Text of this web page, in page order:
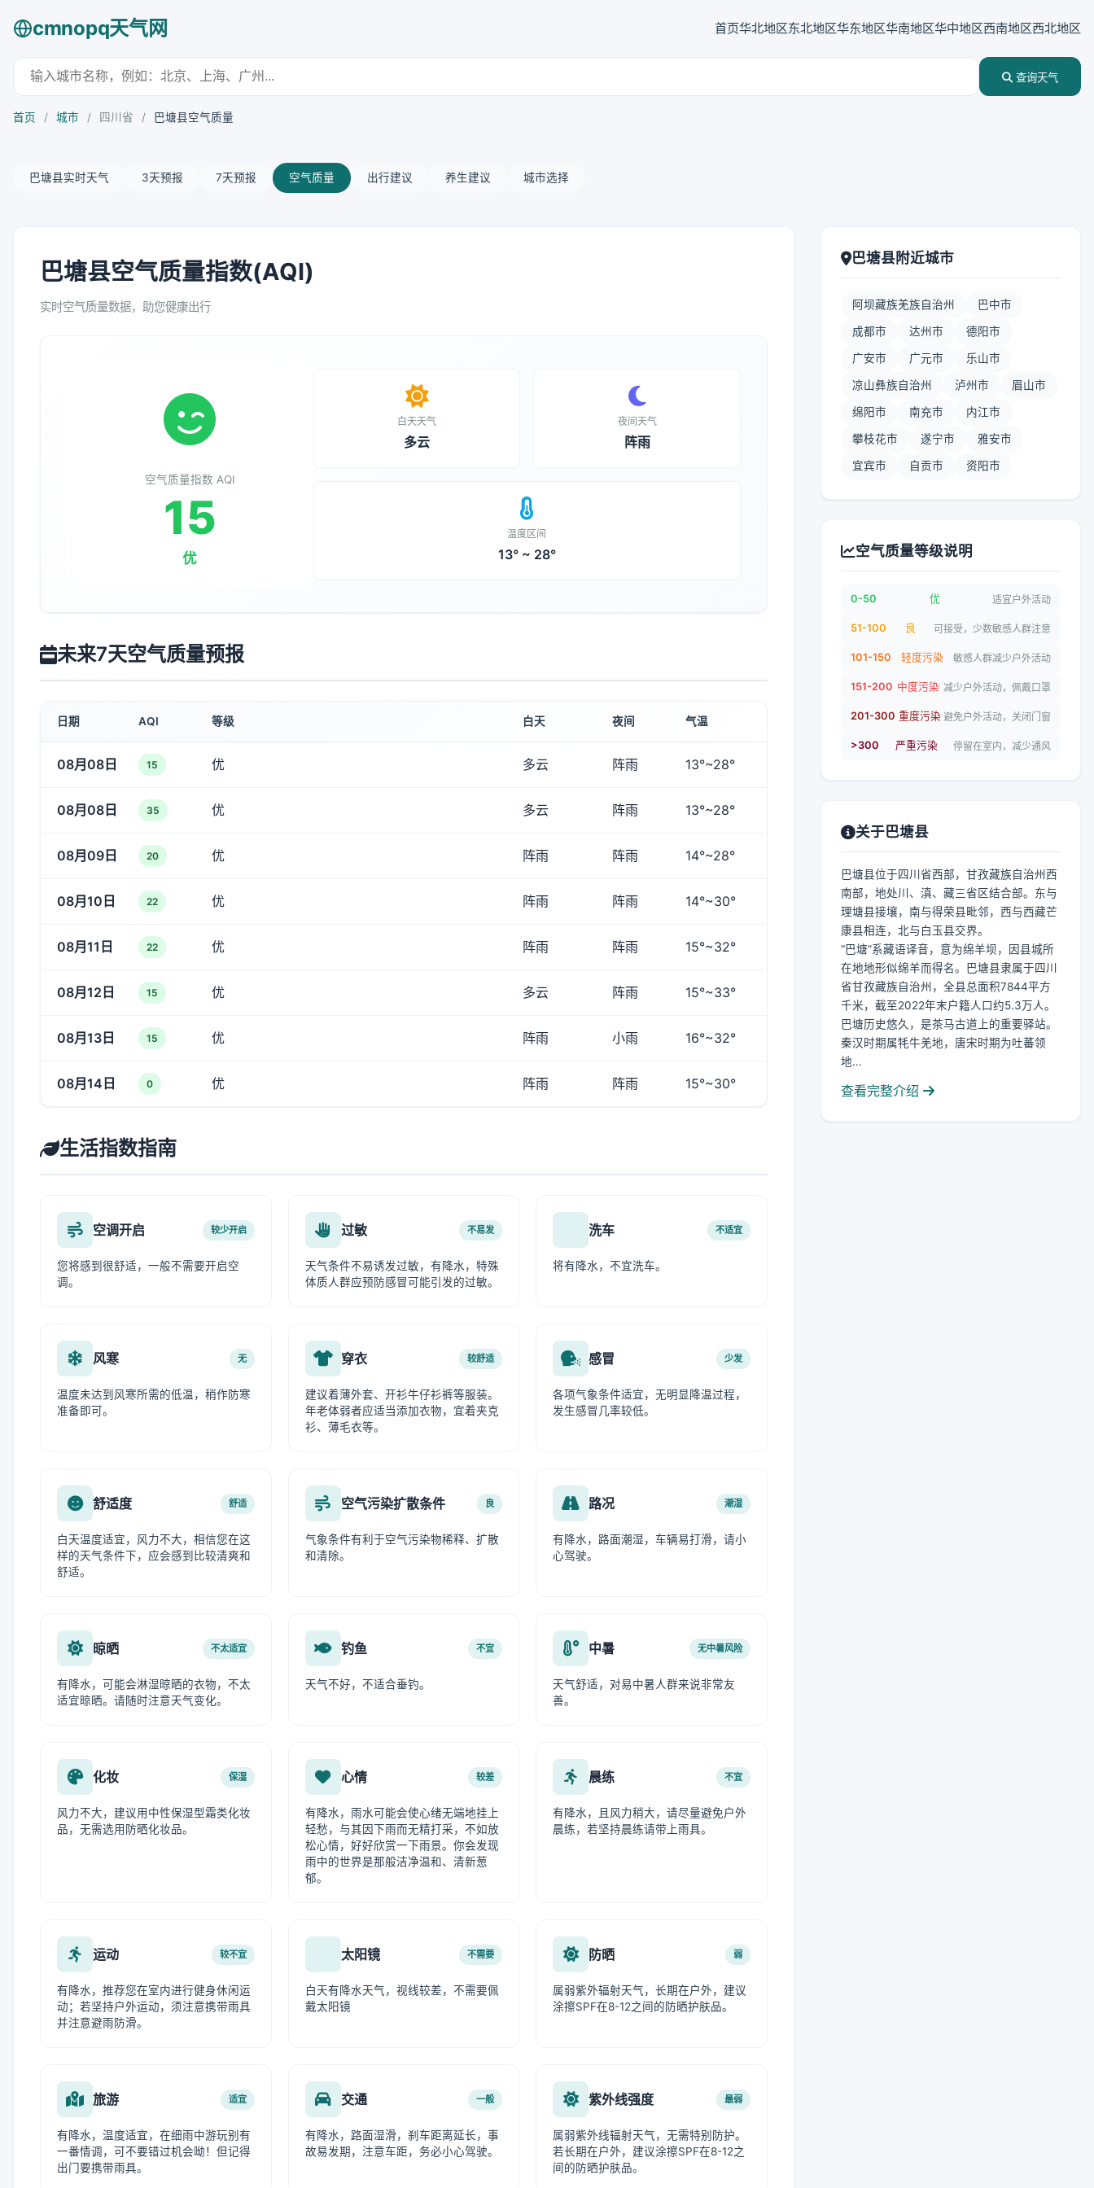
cmnopq天气网 首页华北地区东北地区华东地区华南地区华中地区西南地区西北地区
查询天气
首页 / 城市 / 四川省 / 巴塘县空气质量
巴塘县实时天气 3天预报 7天预报 空气质量 出行建议 养生建议 城市选择
巴塘县空气质量指数(AQI)
实时空气质量数据，助您健康出行
空气质量指数 AQI
15
优
白天天气
多云
夜间天气
阵雨
温度区间
13° ~ 28°
未来7天空气质量预报
日期 AQI 等级 白天 夜间 气温
08月08日 15 优 多云 阵雨 13°~28°
08月08日 35 优 多云 阵雨 13°~28°
08月09日 20 优 阵雨 阵雨 14°~28°
08月10日 22 优 阵雨 阵雨 14°~30°
08月11日 22 优 阵雨 阵雨 15°~32°
08月12日 15 优 多云 阵雨 15°~33°
08月13日 15 优 阵雨 小雨 16°~32°
08月14日 0 优 阵雨 阵雨 15°~30°
生活指数指南
空调开启 较少开启
您将感到很舒适，一般不需要开启空
调。
过敏 不易发
天气条件不易诱发过敏，有降水，特殊
体质人群应预防感冒可能引发的过敏。
洗车 不适宜
将有降水，不宜洗车。
风寒 无
温度未达到风寒所需的低温，稍作防寒
准备即可。
穿衣 较舒适
建议着薄外套、开衫牛仔衫裤等服装。
年老体弱者应适当添加衣物，宜着夹克
衫、薄毛衣等。
感冒 少发
各项气象条件适宜，无明显降温过程，
发生感冒几率较低。
舒适度 舒适
白天温度适宜，风力不大，相信您在这
样的天气条件下，应会感到比较清爽和
舒适。
空气污染扩散条件 良
气象条件有利于空气污染物稀释、扩散
和清除。
路况 潮湿
有降水，路面潮湿，车辆易打滑，请小
心驾驶。
晾晒 不太适宜
有降水，可能会淋湿晾晒的衣物，不太
适宜晾晒。请随时注意天气变化。
钓鱼 不宜
天气不好，不适合垂钓。
中暑 无中暑风险
天气舒适，对易中暑人群来说非常友
善。
化妆 保湿
风力不大，建议用中性保湿型霜类化妆
品，无需选用防晒化妆品。
心情 较差
有降水，雨水可能会使心绪无端地挂上
轻愁，与其因下雨而无精打采，不如放
松心情，好好欣赏一下雨景。你会发现
雨中的世界是那般洁净温和、清新葱
郁。
晨练 不宜
有降水，且风力稍大，请尽量避免户外
晨练，若坚持晨练请带上雨具。
运动 较不宜
有降水，推荐您在室内进行健身休闲运
动；若坚持户外运动，须注意携带雨具
并注意避雨防滑。
太阳镜 不需要
白天有降水天气，视线较差，不需要佩
戴太阳镜
防晒 弱
属弱紫外辐射天气，长期在户外，建议
涂擦SPF在8-12之间的防晒护肤品。
旅游 适宜
有降水，温度适宜，在细雨中游玩别有
一番情调，可不要错过机会呦！但记得
出门要携带雨具。
交通 一般
有降水，路面湿滑，刹车距离延长，事
故易发期，注意车距，务必小心驾驶。
紫外线强度 最弱
属弱紫外线辐射天气，无需特别防护。
若长期在户外，建议涂擦SPF在8-12之
间的防晒护肤品。
巴塘县附近城市
阿坝藏族羌族自治州 巴中市
成都市 达州市 德阳市
广安市 广元市 乐山市
凉山彝族自治州 泸州市 眉山市
绵阳市 南充市 内江市
攀枝花市 遂宁市 雅安市
宜宾市 自贡市 资阳市
空气质量等级说明
0-50 优 适宜户外活动
51-100 良 可接受，少数敏感人群注意
101-150 轻度污染 敏感人群减少户外活动
151-200 中度污染 减少户外活动，佩戴口罩
201-300 重度污染 避免户外活动，关闭门窗
>300 严重污染 停留在室内，减少通风
关于巴塘县
巴塘县位于四川省西部，甘孜藏族自治州西
南部，地处川、滇、藏三省区结合部。东与
理塘县接壤，南与得荣县毗邻，西与西藏芒
康县相连，北与白玉县交界。
“巴塘”系藏语译音，意为绵羊坝，因县城所
在地地形似绵羊而得名。巴塘县隶属于四川
省甘孜藏族自治州，全县总面积7844平方
千米，截至2022年末户籍人口约5.3万人。
巴塘历史悠久，是茶马古道上的重要驿站。
秦汉时期属牦牛羌地，唐宋时期为吐蕃领
地...
查看完整介绍